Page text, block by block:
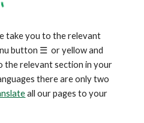
take you to the relevant
button ☰or yellow and
the relevant section in your
there are only two
all our pages to your